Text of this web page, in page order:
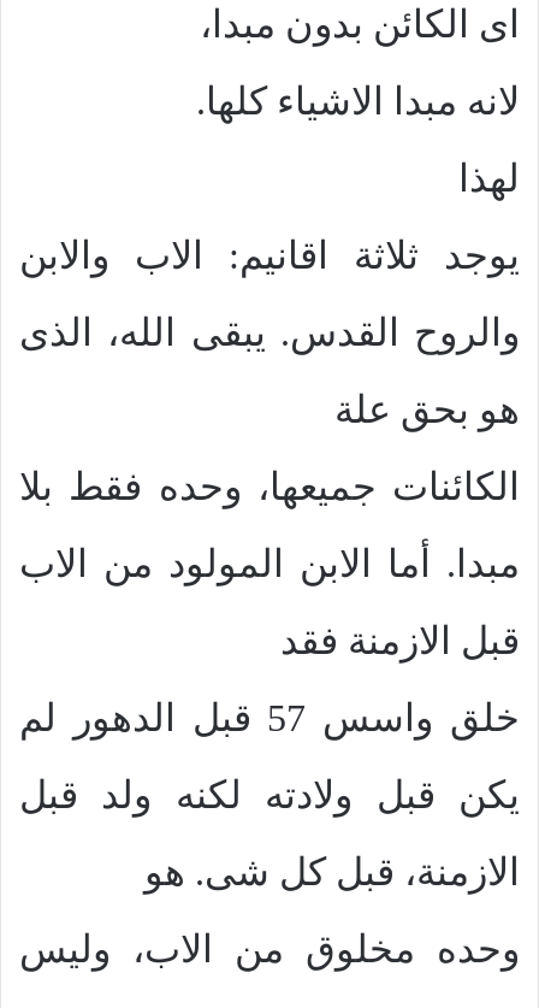
اى الكائن بدون مبدا،
لانه مبدا الاشياء كلها.
لهذا
يوجد ثلاثة اقانيم: الاب والابن
والروح القدس. يبقى الله، الذى
هو بحق علة
الكائنات جميعها، وحده فقط بلا
مبدا. أما الابن المولود من الاب
قبل الازمنة فقد
خلق واسس 57 قبل الدهور لم
يكن قبل ولادته لكنه ولد قبل
الازمنة، قبل كل شى. هو
وحده مخلوق من الاب، وليس